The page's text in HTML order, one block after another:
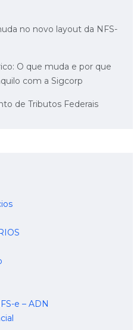
no novo layout da NFS-
O que muda e por que
com a Sigcorp
de Tributos Federais
e – ADN